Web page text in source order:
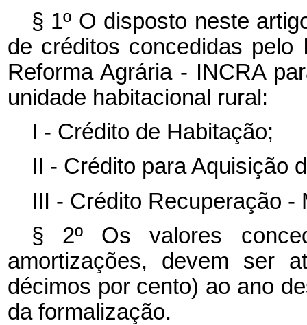
§ 1º O disposto neste
de créditos concedidas pelo
Reforma Agrária - INCRA
unidade habitacional rural:
I - Crédito de Habitação;
II - Crédito para Aquisição
III - Crédito Recuperação -
§ 2º Os valores
amortizações, devem ser
décimos por cento) ao ano
da formalização.